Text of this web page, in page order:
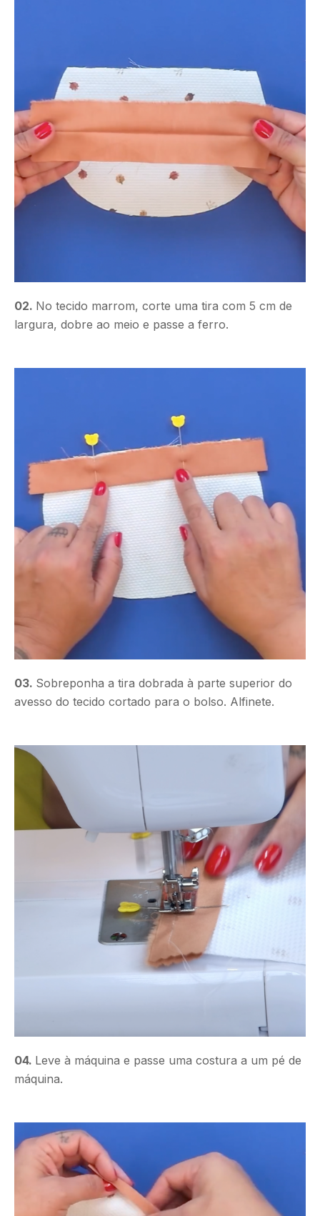
02. No tecido marrom, corte uma tira com 5 cm de
largura, dobre ao meio e passe a ferro.
03. Sobreponha a tira dobrada à parte superior do
avesso do tecido cortado para o bolso. Alfinete.
04. Leve à máquina e passe uma costura a um pé de
máquina.